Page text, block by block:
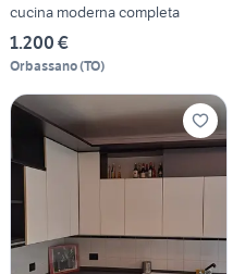
cucina moderna completa
1.200 €
Orbassano(TO)